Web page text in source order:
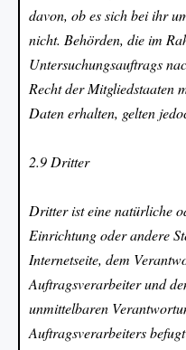
davon, ob es sich bei ihr
nicht. Behörden, die im
Untersuchungsauftrags
Recht der Mitgliedstaaten
Daten erhalten, gelten
2.9 Dritter
Dritter ist eine natürliche
Einrichtung oder andere
Internetseite, dem
Auftragsverarbeiter und
unmittelbaren
Auftragsverarbeiters